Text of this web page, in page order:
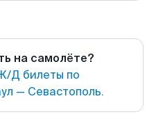
на самолёте?
Д билеты по
— Севастополь.